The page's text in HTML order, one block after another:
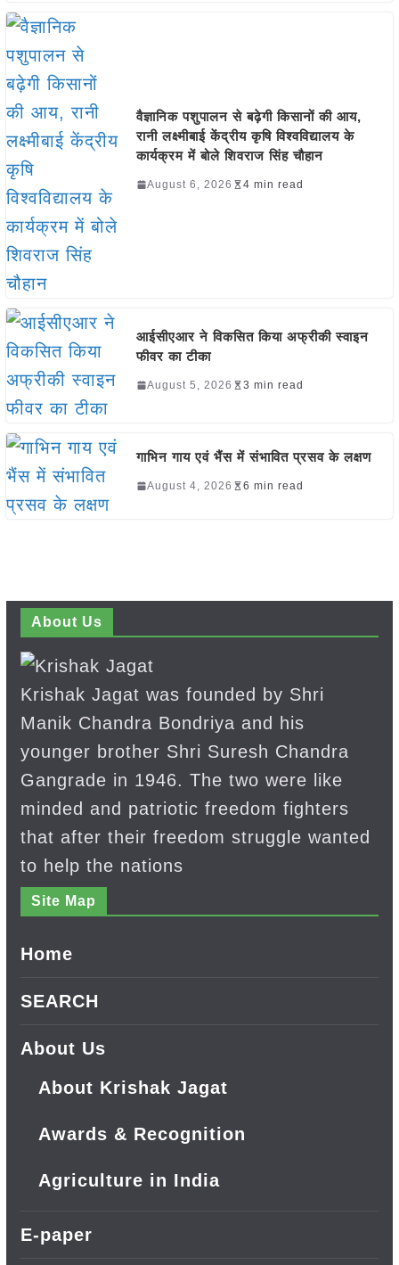
वैज्ञानिक पशुपालन से बढ़ेगी किसानों की आय,
रानी लक्ष्मीबाई केंद्रीय कृषि विश्वविद्यालय के
कार्यक्रम में बोले शिवराज सिंह चौहान
August 6, 2026 4 min read
आईसीएआर ने विकसित किया अफ्रीकी स्वाइन
फीवर का टीका
August 5, 2026 3 min read
गाभिन गाय एवं भैंस में संभावित प्रसव के लक्षण
August 4, 2026 6 min read
About Us
Krishak Jagat was founded by Shri
Manik Chandra Bondriya and his
younger brother Shri Suresh Chandra
Gangrade in 1946. The two were like
minded and patriotic freedom fighters
that after their freedom struggle wanted
to help the nations
Site Map
Home
SEARCH
About Us
About Krishak Jagat
Awards & Recognition
Agriculture in India
E-paper